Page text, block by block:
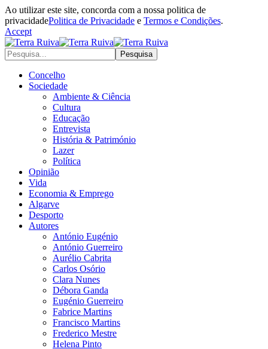
Ao utilizar este site, concorda com a nossa politica de
privacidadePolitica de Privacidade e Termos e Condições.
Accept
Concelho
Sociedade
Ambiente & Ciência
Cultura
Educação
Entrevista
História & Património
Lazer
Política
Opinião
Vida
Economia & Emprego
Algarve
Desporto
Autores
António Eugénio
António Guerreiro
Aurélio Cabrita
Carlos Osório
Clara Nunes
Débora Ganda
Eugénio Guerreiro
Fabrice Martins
Francisco Martins
Frederico Mestre
Helena Pinto